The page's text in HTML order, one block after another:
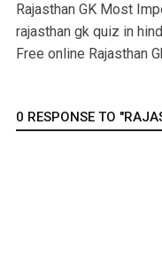
Rajasthan GK Most
rajasthan gk quiz in
Free online Rajasthan
0 RESPONSE TO